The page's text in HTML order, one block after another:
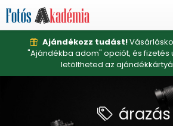
Ajándékozz tudást!
"Ajándékba adom" opciót, és fizetés
letöltheted az
árazás